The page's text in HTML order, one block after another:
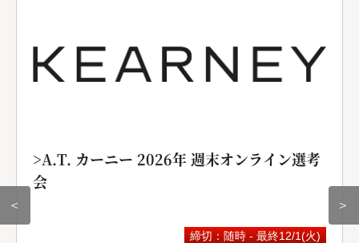
＜
>A.T. カーニー 2026年 週末オンライン選考
会
締切：随時 - 最終12/1(火)
＞